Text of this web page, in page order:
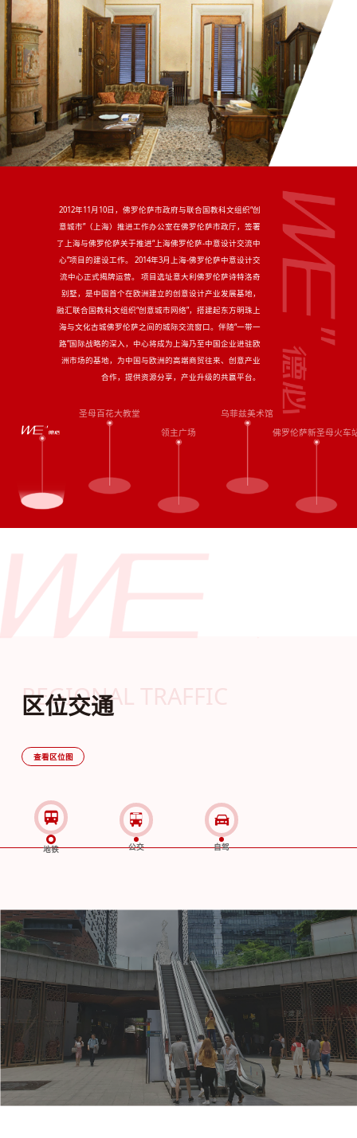
2012年11月10日，佛罗伦萨市政府与联合国教科文组织“创
意城市”（上海）推进工作办公室在佛罗伦萨市政厅，签署
了上海与佛罗伦萨关于推进“上海佛罗伦萨-中意设计交流中
心”项目的建设工作。 2014年3月上海-佛罗伦萨中意设计交
流中心正式揭牌运营。 项目选址意大利佛罗伦萨诗特洛奇
别墅，是中国首个在欧洲建立的创意设计产业发展基地，
融汇联合国教科文组织“创意城市网络”，搭建起东方明珠上
海与文化古城佛罗伦萨之间的城际交流窗口。伴随“一带一
路”国际战略的深入，中心将成为上海乃至中国企业进驻欧
洲市场的基地，为中国与欧洲的高端商贸往来、创意产业
合作，提供资源分享，产业升级的共赢平台。
圣母百花大教堂
领主广场
乌菲兹美术馆
佛罗伦萨新圣母火车
REGIONAL TRAFFIC
区位交通
查看区位图
地铁 公交 自驾